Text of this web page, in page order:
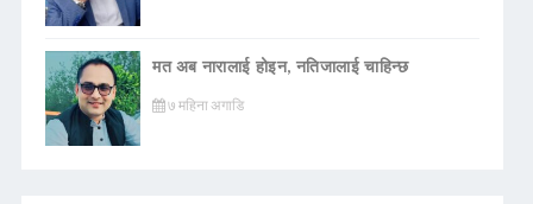
मत अब नारालाई होइन, नतिजालाई चाहिन्छ
७ महिना अगाडि